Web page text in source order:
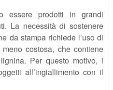
essere prodotti in grandi
La necessità di sostenere
da stampa richiede l’uso di
costosa, che contiene
Per questo motivo, i
all’ingiallimento con il